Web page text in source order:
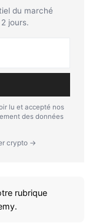
du marché
jours.
lu et accepté nos
des données
crypto →
rubrique